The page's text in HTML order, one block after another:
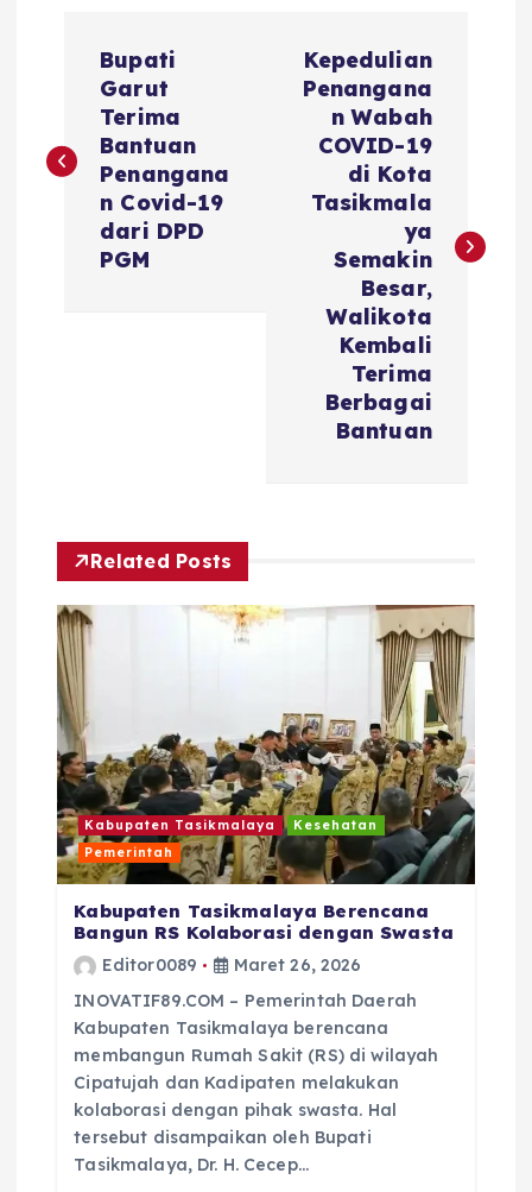
v
s
Bupati
Garut
Terima
Bantuan
Penangana
n Covid-19
dari DPD
PGM
Kepedulian
Penangana
n Wabah
COVID-19
di Kota
Tasikmala
ya
Semakin
Besar,
Walikota
Kembali
Terima
Berbagai
Bantuan
Related Posts
Kabupaten Tasikmalaya
Kesehatan
Pemerintah
Kabupaten Tasikmalaya Berencana
Bangun RS Kolaborasi dengan Swasta
Editor0089
Maret 26, 2026
INOVATIF89.COM – Pemerintah Daerah
Kabupaten Tasikmalaya berencana
membangun Rumah Sakit (RS) di wilayah
Cipatujah dan Kadipaten melakukan
kolaborasi dengan pihak swasta. Hal
tersebut disampaikan oleh Bupati
Tasikmalaya, Dr. H. Cecep…